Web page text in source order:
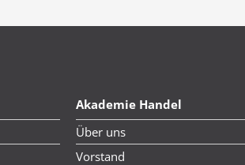
Akademie Handel
Über uns
Vorstand